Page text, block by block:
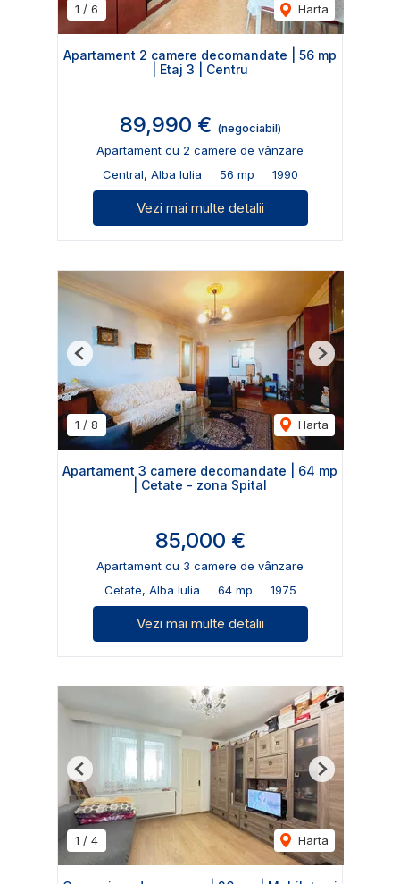
1 / 6 Harta
Apartament 2 camere decomandate | 56 mp
| Etaj 3 | Centru
89,990 € (negociabil)
Apartament cu 2 camere de vânzare
Central, Alba Iulia
56 mp 1990
Vezi mai multe detalii
1 / 8 Harta
Previous Next
Apartament 3 camere decomandate | 64 mp
| Cetate - zona Spital
85,000 €
Apartament cu 3 camere de vânzare
Cetate, Alba Iulia
64 mp 1975
Vezi mai multe detalii
1 / 4 Harta
Previous Next